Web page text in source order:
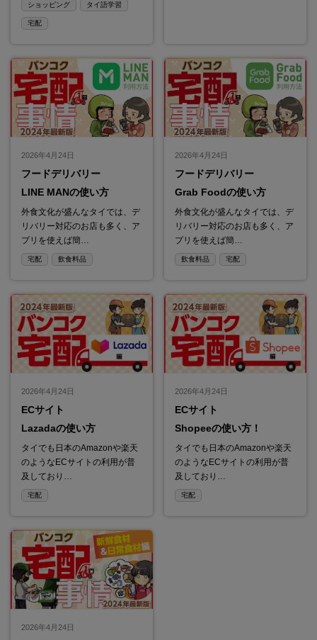
ショッピング タイ語学習
宅配
2026年4月24日
フードデリバリー
LINE MANの使い方
外食文化が盛んなタイでは、デ
リバリー対応のお店も多く、ア
プリを使えば簡…
宅配 飲食料品
2026年4月24日
フードデリバリー
Grab Foodの使い方
外食文化が盛んなタイでは、デ
リバリー対応のお店も多く、ア
プリを使えば簡…
飲食料品 宅配
2026年4月24日
ECサイト
Lazadaの使い方
タイでも日本のAmazonや楽天
のようなECサイトの利用が普
及しており…
宅配
2026年4月24日
ECサイト
Shopeeの使い方！
タイでも日本のAmazonや楽天
のようなECサイトの利用が普
及しており…
宅配
2026年4月24日